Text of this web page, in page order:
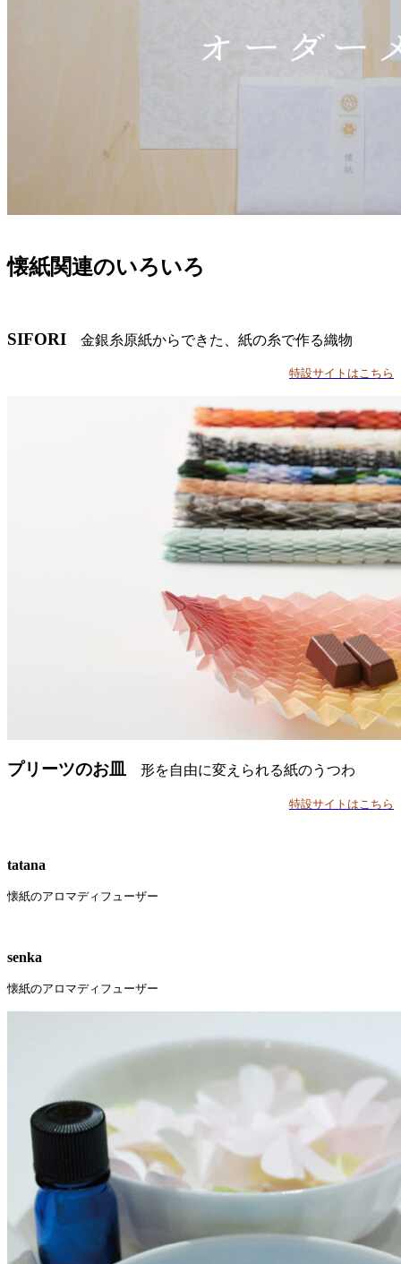
懐紙関連のいろいろ
SIFORI 金銀糸原紙からできた、紙の糸で作る織物
特設サイトはこちら
プリーツのお皿 形を自由に変えられる紙のうつわ
特設サイトはこちら
tatana
懐紙のアロマディフューザー
senka
懐紙のアロマディフューザー